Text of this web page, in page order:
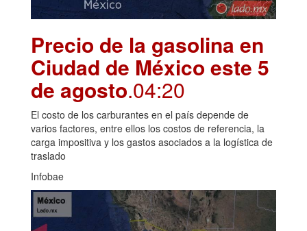
Precio de la gasolina en
Ciudad de México este 5
de agosto.04:20
El costo de los carburantes en el país depende de
varios factores, entre ellos los costos de referencia, la
carga impositiva y los gastos asociados a la logística de
traslado
Infobae